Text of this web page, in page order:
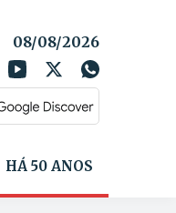
08/08/2026
HÁ 50 ANOS